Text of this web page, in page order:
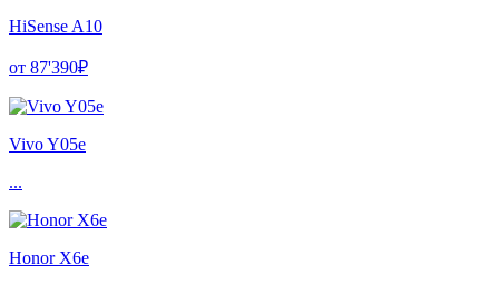
HiSense A10
от 87'390₽
Vivo Y05e
...
Honor X6e